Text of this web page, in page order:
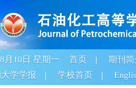
月10日 星期一 首页
期刊
学学报
学校首页